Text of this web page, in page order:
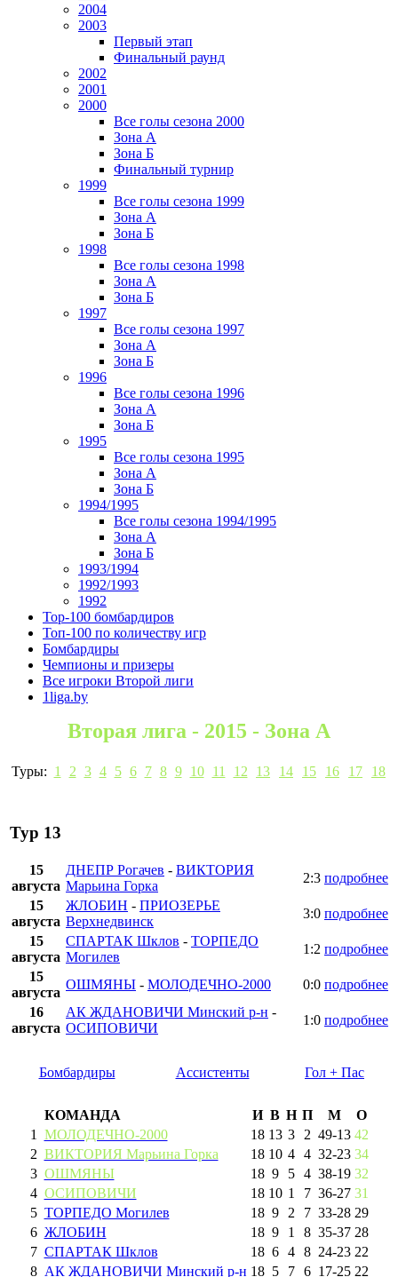
2004
2003
Первый этап
Финальный раунд
2002
2001
2000
Все голы сезона 2000
Зона А
Зона Б
Финальный турнир
1999
Все голы сезона 1999
Зона А
Зона Б
1998
Все голы сезона 1998
Зона А
Зона Б
1997
Все голы сезона 1997
Зона А
Зона Б
1996
Все голы сезона 1996
Зона А
Зона Б
1995
Все голы сезона 1995
Зона А
Зона Б
1994/1995
Все голы сезона 1994/1995
Зона А
Зона Б
1993/1994
1992/1993
1992
Top-100 бомбардиров
Топ-100 по количеству игр
Бомбардиры
Чемпионы и призеры
Все игроки Второй лиги
1liga.by
Вторая лига - 2015 - Зона А
Туры: 1 2 3 4 5 6 7 8 9 10 11 12 13 14 15 16 17 18
Тур 13
15
августа
ДНЕПР Рогачев - ВИКТОРИЯ
Марьина Горка
2:3 подробнее
15
августа
ЖЛОБИН - ПРИОЗЕРЬЕ
Верхнедвинск
3:0 подробнее
15
августа
СПАРТАК Шклов - ТОРПЕДО
Могилев
1:2 подробнее
15
августа
ОШМЯНЫ - МОЛОДЕЧНО-2000 0:0 подробнее
16
августа
АК ЖДАНОВИЧИ Минский р-н -
ОСИПОВИЧИ
1:0 подробнее
Бомбардиры Ассистенты Гол + Пас
КОМАНДА И В Н П М
О
1
МОЛОДЕЧНО-2000 18 13 3 2 49-13 42
2 ВИКТОРИЯ Марьина Горка 18 10 4 4 32-23 34
3 ОШМЯНЫ 18 9 5 4 38-19 32
4 ОСИПОВИЧИ 18 10 1 7 36-27 31
5 ТОРПЕДО Могилев 18 9 2 7 33-28 29
6 ЖЛОБИН 18 9 1 8 35-37 28
7 СПАРТАК Шклов 18 6 4 8 24-23 22
8 АК ЖДАНОВИЧИ Минский р-н 18 5 7 6 17-25 22